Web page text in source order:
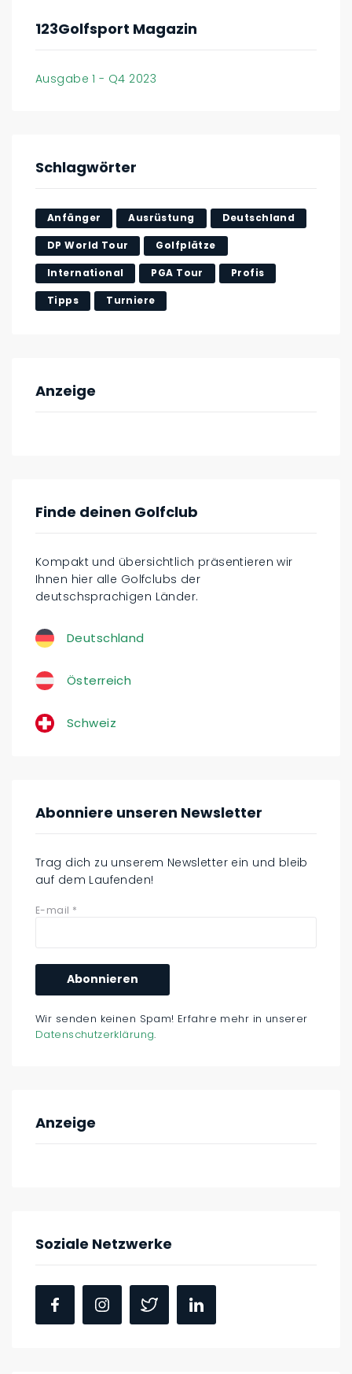
123Golfsport Magazin
Ausgabe 1 - Q4 2023
Schlagwörter
Anfänger Ausrüstung Deutschland
DP World Tour Golfplätze
International PGA Tour Profis
Tipps Turniere
Anzeige
Finde deinen Golfclub
Kompakt und übersichtlich präsentieren wir
Ihnen hier alle Golfclubs der
deutschsprachigen Länder.
Deutschland
Österreich
Schweiz
Abonniere unseren Newsletter
Trag dich zu unserem Newsletter ein und bleib
auf dem Laufenden!
E-mail *
Wir senden keinen Spam! Erfahre mehr in unserer
Datenschutzerklärung.
Anzeige
Soziale Netzwerke